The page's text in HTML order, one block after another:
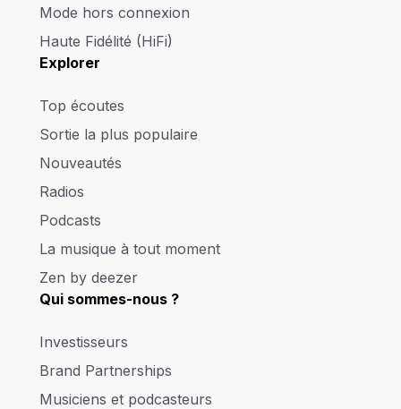
Mode hors connexion
Haute Fidélité (HiFi)
Explorer
Top écoutes
Sortie la plus populaire
Nouveautés
Radios
Podcasts
La musique à tout moment
Zen by deezer
Qui sommes-nous ?
Investisseurs
Brand Partnerships
Musiciens et podcasteurs